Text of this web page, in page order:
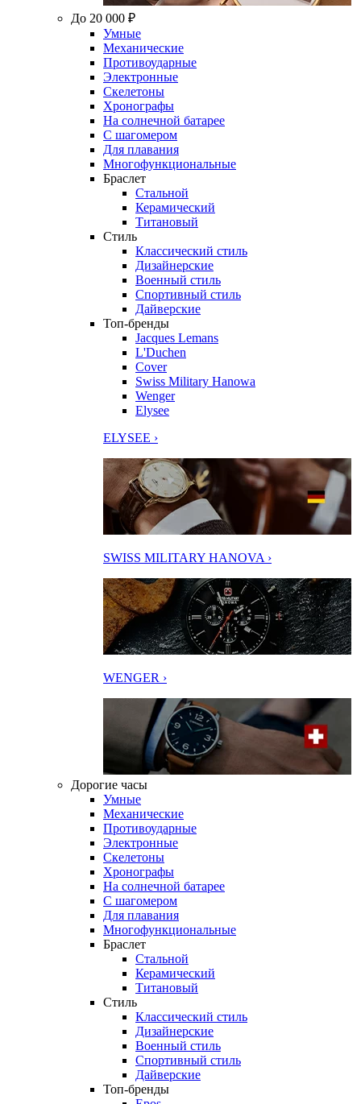
До 20 000 ₽
Умные
Механические
Противоударные
Электронные
Скелетоны
Хронографы
На солнечной батарее
С шагомером
Для плавания
Многофункциональные
Браслет
Стальной
Керамический
Титановый
Стиль
Классический стиль
Дизайнерские
Военный стиль
Спортивный стиль
Дайверские
Топ-бренды
Jacques Lemans
L'Duchen
Cover
Swiss Military Hanowa
Wenger
Elysee
ELYSEE ›
SWISS MILITARY HANOVA ›
WENGER ›
Дорогие часы
Умные
Механические
Противоударные
Электронные
Скелетоны
Хронографы
На солнечной батарее
С шагомером
Для плавания
Многофункциональные
Браслет
Стальной
Керамический
Титановый
Стиль
Классический стиль
Дизайнерские
Военный стиль
Спортивный стиль
Дайверские
Топ-бренды